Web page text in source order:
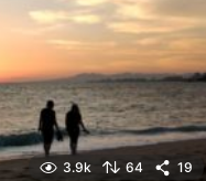
3.9k 64 19